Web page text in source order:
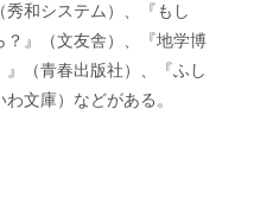
和システム）、『もし
？』（文友舎）、『地学博
（青春出版社）、『ふし
文庫）などがある。